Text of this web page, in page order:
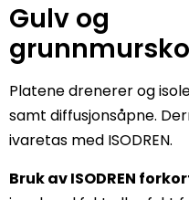
Gulv og
Platene drenerer og
samt diffusjonsåpne.
ivaretas med ISODREN.
Bruk av ISODREN